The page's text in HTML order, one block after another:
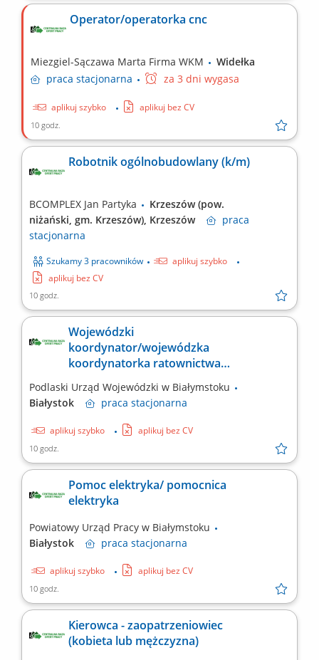
Operator/operatorka cnc
Miezgiel-Sączawa Marta Firma WKM
Widełka
praca stacjonarna za 3 dni wygasa
aplikuj szybko aplikuj bez CV
10 godz.
Robotnik ogólnobudowlany (k/m)
BCOMPLEX Jan Partyka
Krzeszów (pow.
niżański, gm. Krzeszów), Krzeszów
praca
stacjonarna
Szukamy 3 pracowników
aplikuj szybko
aplikuj bez CV
10 godz.
Wojewódzki
koordynator/wojewódzka
koordynatorka ratownictwa
Podlaski Urząd Wojewódzki w Białymstoku
Białystok
praca stacjonarna
aplikuj szybko aplikuj bez CV
10 godz.
Pomoc elektryka/ pomocnica
elektryka
Powiatowy Urząd Pracy w Białymstoku
Białystok
praca stacjonarna
aplikuj szybko aplikuj bez CV
10 godz.
Kierowca - zaopatrzeniowiec
(kobieta lub mężczyzna)